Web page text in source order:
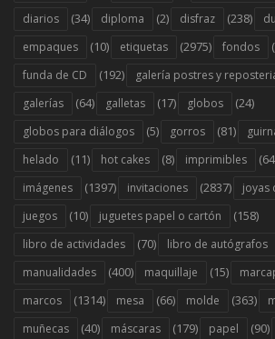
diarios (34) diploma (2) disfraz (238)
empaques (10) etiquetas (2975) fondos
funda de CD (192) galería postres y
galerías (64) galletas (17) globos (24)
globos para diálogos (5) gorros (81)
helado (11) hot cakes (8) imprimibles
imágenes (1397) invitaciones (2837) joyas
juegos (10) juguetes papel o cartón (158)
libro de actividades (70) libro de autógrafos
manualidades (400) maquillaje (15)
marcos (1314) mesa (66) molde (363)
muñecas (40) máscaras (179) papel (90)